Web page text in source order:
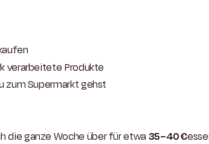
verarbeitete Produkte
zum Supermarkt gehst
die ganze Woche über für etwa 35–40 €